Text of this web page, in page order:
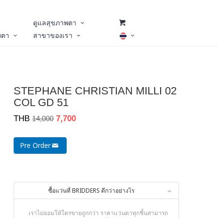
ดูแลสุขภาพตา
า
สาขาของเรา
STEPHANE CHRISTIAN MILLI 02
COL GD 51
THB 14,000 7,700
Pre Order
ซื้อแว่นที่ BRIDDERS ดีกว่าอย่างไร
เราไม่ยอมให้ใครขายถูกกว่า ราคาแว่นตาทุกชิ้นสามารถ